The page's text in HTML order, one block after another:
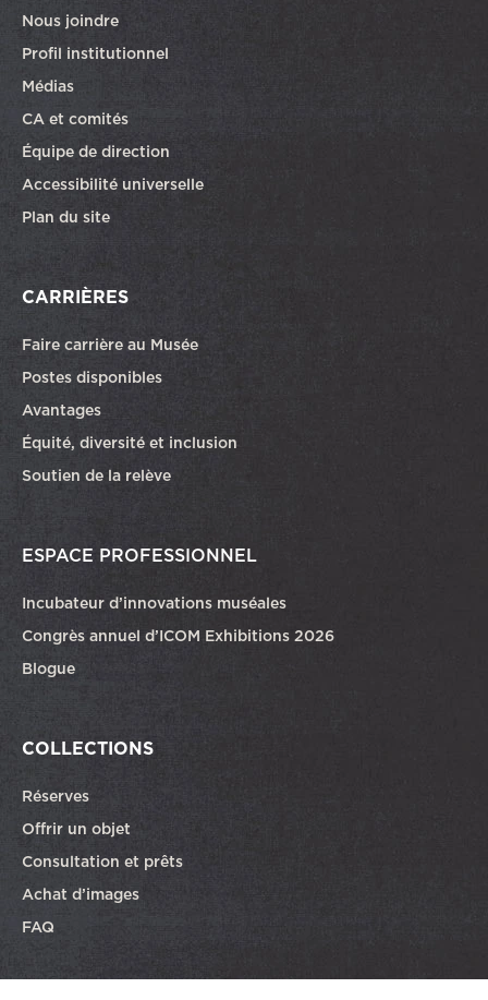
Nous joindre
Profil institutionnel
Médias
CA et comités
Équipe de direction
Accessibilité universelle
Plan du site
CARRIÈRES
Faire carrière au Musée
Postes disponiblesCe lien ouvrira dans une autre fenêtre
Avantages
Équité, diversité et inclusion
Soutien de la relève
ESPACE PROFESSIONNEL
Incubateur d’innovations muséales
Congrès annuel d’ICOM Exhibitions 2026
Blogue
COLLECTIONS
Réserves
Offrir un objet
Consultation et prêts
Achat d’images
FAQ